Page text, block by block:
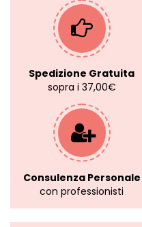
Spedizione Gratuita
sopra i 37,00€
Consulenza Personale
con professionisti